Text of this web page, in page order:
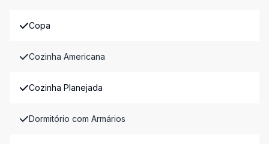
Copa
Cozinha Americana
Cozinha Planejada
Dormitório com Armários